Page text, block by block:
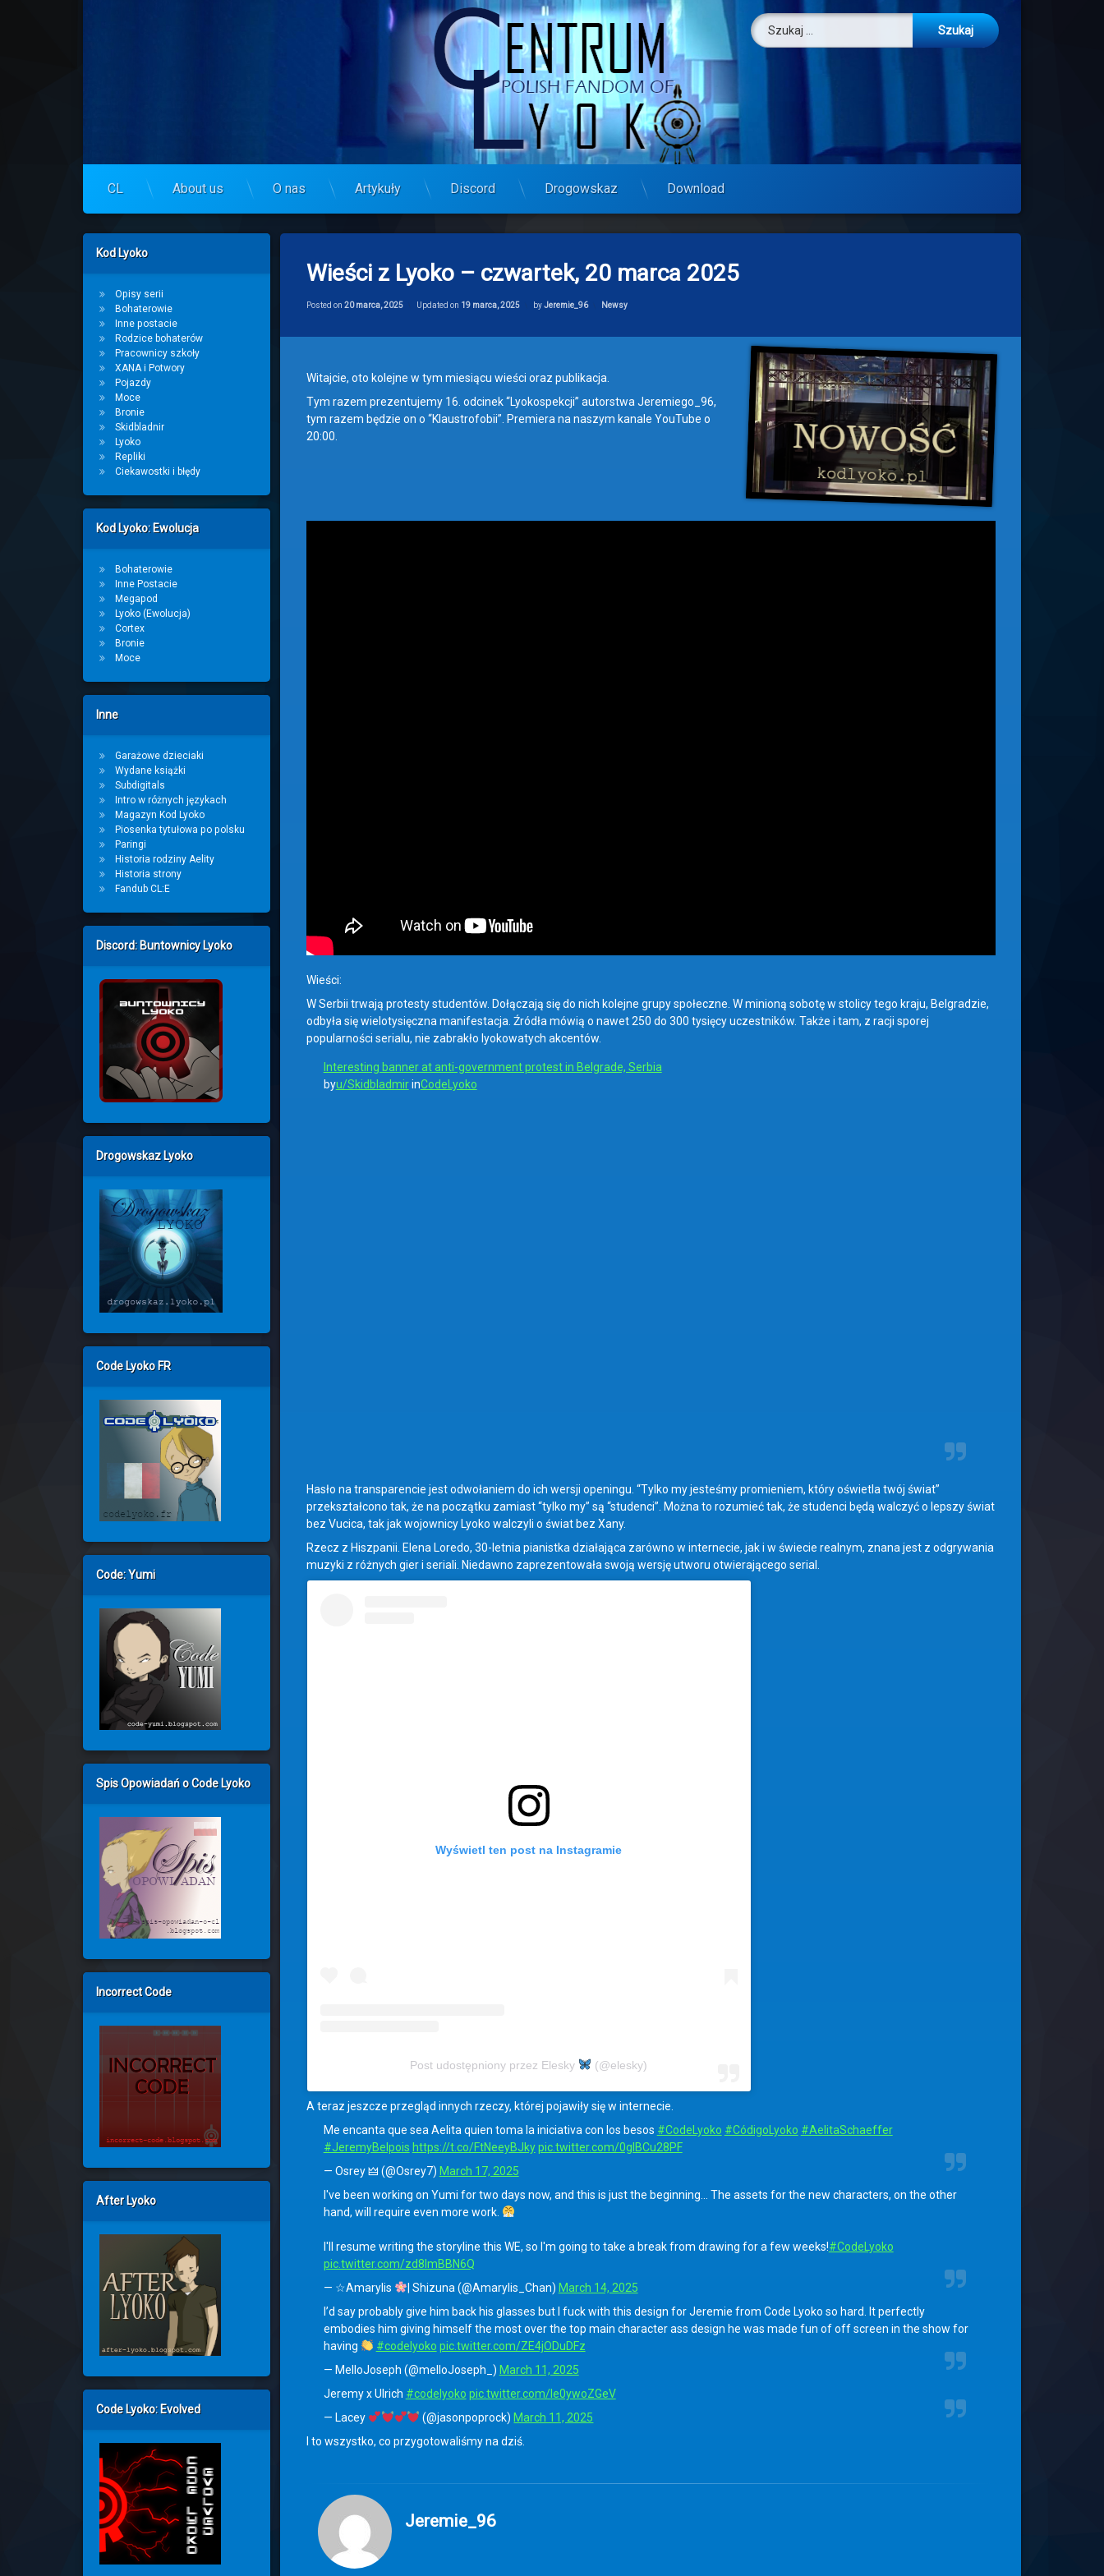
Szukaj:
CL About us O nas Artykuły Discord Drogowskaz Download
Wieści z Lyoko – czwartek, 20 marca 2025
Posted on 20 marca, 2025 Updated on 19 marca, 2025 byJeremie_96 Categories:
Newsy
Witajcie, oto kolejne w tym miesiącu wieści oraz publikacja.
Tym razem prezentujemy 16. odcinek “Lyokospekcji” autorstwa Jeremiego_96,
tym razem będzie on o “Klaustrofobii”. Premiera na naszym kanale YouTube o
20:00.
Wieści:
W Serbii trwają protesty studentów. Dołączają się do nich kolejne grupy społeczne. W minioną sobotę w stolicy tego kraju, Belgradzie,
odbyła się wielotysięczna manifestacja. Źródła mówią o nawet 250 do 300 tysięcy uczestników. Także i tam, z racji sporej
popularności serialu, nie zabrakło lyokowatych akcentów.
Interesting banner at anti-government protest in Belgrade, Serbia
byu/SkidbladmirinCodeLyoko
Hasło na transparencie jest odwołaniem do ich wersji openingu. “Tylko my jesteśmy promieniem, który oświetla twój świat”
przekształcono tak, że na początku zamiast “tylko my” są “studenci”. Można to rozumieć tak, że studenci będą walczyć o lepszy świat
bez Vucica, tak jak wojownicy Lyoko walczyli o świat bez Xany.
Rzecz z Hiszpanii. Elena Loredo, 30-letnia pianistka działająca zarówno w internecie, jak i w świecie realnym, znana jest z odgrywania
muzyki z różnych gier i seriali. Niedawno zaprezentowała swoją wersję utworu otwierającego serial.
Wyświetl ten post na Instagramie
Post udostępniony przez Elesky (@elesky)
A teraz jeszcze przegląd innych rzeczy, której pojawiły się w internecie.
Me encanta que sea Aelita quien toma la iniciativa con los besos #CodeLyoko #CódigoLyoko #AelitaSchaeffer
#JeremyBelpois https://t.co/FtNeeyBJky pic.twitter.com/0glBCu28PF
— Osrey 🜲 (@Osrey7) March 17, 2025
I've been working on Yumi for two days now, and this is just the beginning… The assets for the new characters, on the other
hand, will require even more work.
I'll resume writing the storyline this WE, so I'm going to take a break from drawing for a few weeks!#CodeLyoko
pic.twitter.com/zd8ImBBN6Q
— ☆Amarylis
| Shizuna (@Amarylis_Chan) March 14, 2025
I’d say probably give him back his glasses but I fuck with this design for Jeremie from Code Lyoko so hard. It perfectly
embodies him giving himself the most over the top main character ass design he was made fun of off screen in the show for
having
#codelyoko pic.twitter.com/ZE4jODuDFz
— MelloJoseph (@melloJoseph_) March 11, 2025
Jeremy x Ulrich #codelyoko pic.twitter.com/Ie0ywoZGeV
— Lacey
(@jasonpoprock) March 11, 2025
I to wszystko, co przygotowaliśmy na dziś.
Jeremie_96
Left Sidebar
Kod Lyoko
Opisy serii
Bohaterowie
Inne postacie
Rodzice bohaterów
Pracownicy szkoły
XANA i Potwory
Pojazdy
Moce
Bronie
Skidbladnir
Lyoko
Repliki
Ciekawostki i błędy
Kod Lyoko: Ewolucja
Bohaterowie
Inne Postacie
Megapod
Lyoko (Ewolucja)
Cortex
Bronie
Moce
Inne
Garażowe dzieciaki
Wydane książki
Subdigitals
Intro w różnych językach
Magazyn Kod Lyoko
Piosenka tytułowa po polsku
Paringi
Historia rodziny Aelity
Historia strony
Fandub CL:E
Discord: Buntownicy Lyoko
Drogowskaz Lyoko
Code Lyoko FR
Code: Yumi
Spis Opowiadań o Code Lyoko
Incorrect Code
After Lyoko
Code Lyoko: Evolved